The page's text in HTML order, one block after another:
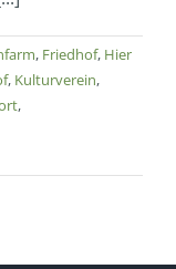
, Friedhof, Hier
, Kulturverein,
,